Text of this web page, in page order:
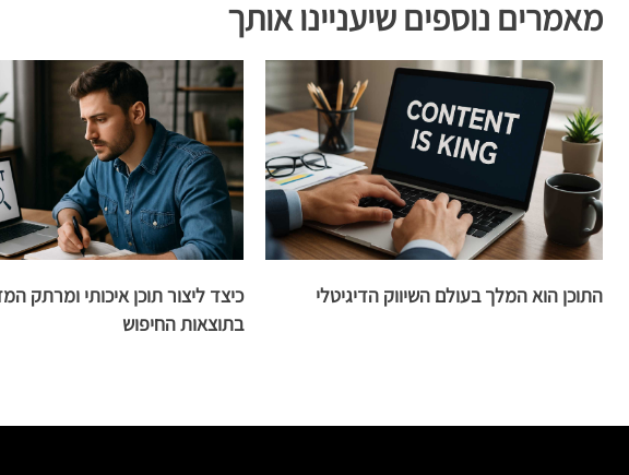
מאמרים נוספים שיעניינו אותך
התוכן הוא המלך בעולם השיווק הדיגיטלי
כיצד ליצור תוכן איכותי ומרתק
בתוצאות החיפוש